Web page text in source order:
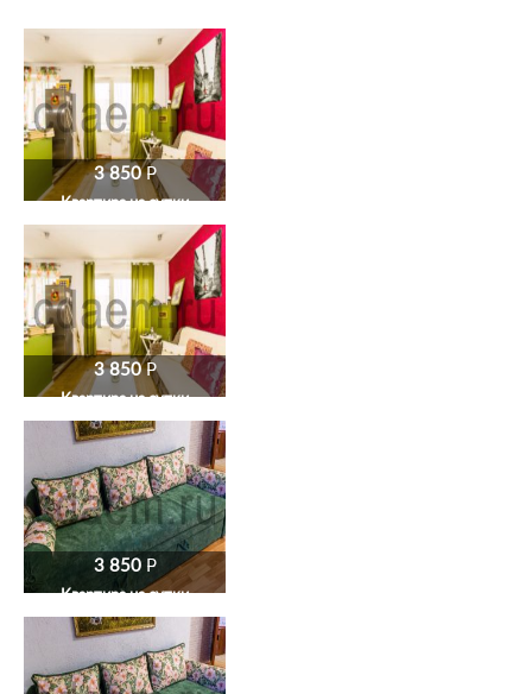
3 850P
Квартира на сутки
3 850P
Квартира на сутки
3 850 P
Квартира на сутки